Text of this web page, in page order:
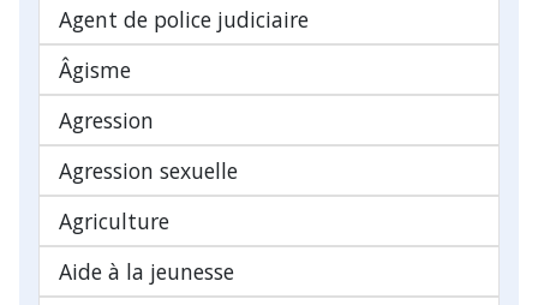
Agent de police judiciaire
Âgisme
Agression
Agression sexuelle
Agriculture
Aide à la jeunesse